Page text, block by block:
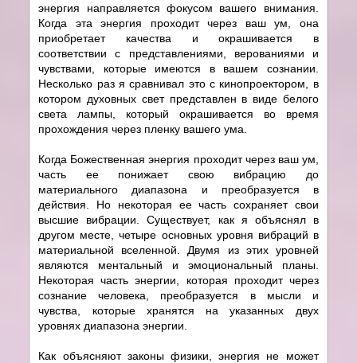
энергия направляется фокусом вашего внимания.
Когда эта энергия проходит через ваш ум, она
приобретает качества и окрашивается в
соответствии с представлениями, верованиями и
чувствами, которые имеются в вашем сознании.
Несколько раз я сравнивал это с кинопроектором, в
котором духовных свет представлен в виде белого
света лампы, который окрашивается во время
прохождения через пленку вашего ума.
Когда Божественная энергия проходит через ваш ум,
часть ее понижает свою вибрацию до
материального диапазона и преобразуется в
действия. Но некоторая ее часть сохраняет свои
высшие вибрации. Существует, как я объяснял в
другом месте, четыре основных уровня вибраций в
материальной вселенной. Двумя из этих уровней
являются ментальный и эмоциональный планы.
Некоторая часть энергии, которая проходит через
сознание человека, преобразуется в мысли и
чувства, которые хранятся на указанных двух
уровнях диапазона энергии.
Как объясняют законы физики, энергия не может